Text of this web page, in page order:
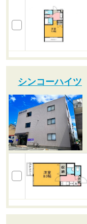
シンコーハイツ